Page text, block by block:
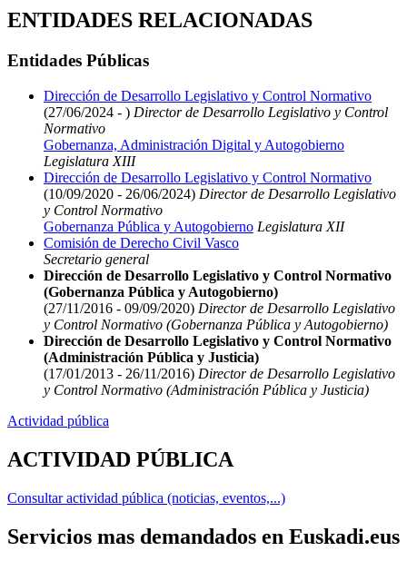
ENTIDADES RELACIONADAS
Entidades Públicas
Dirección de Desarrollo Legislativo y Control Normativo
(27/06/2024 - ) Director de Desarrollo Legislativo y Control
Normativo
Gobernanza, Administración Digital y Autogobierno
Legislatura XIII
Dirección de Desarrollo Legislativo y Control Normativo
(10/09/2020 - 26/06/2024) Director de Desarrollo Legislativo
y Control Normativo
Gobernanza Pública y Autogobierno Legislatura XII
Comisión de Derecho Civil Vasco
Secretario general
Dirección de Desarrollo Legislativo y Control Normativo
(Gobernanza Pública y Autogobierno)
(27/11/2016 - 09/09/2020) Director de Desarrollo Legislativo
y Control Normativo (Gobernanza Pública y Autogobierno)
Dirección de Desarrollo Legislativo y Control Normativo
(Administración Pública y Justicia)
(17/01/2013 - 26/11/2016) Director de Desarrollo Legislativo
y Control Normativo (Administración Pública y Justicia)
Actividad pública
ACTIVIDAD PÚBLICA
Consultar actividad pública (noticias, eventos,...)
Servicios mas demandados en Euskadi.eus